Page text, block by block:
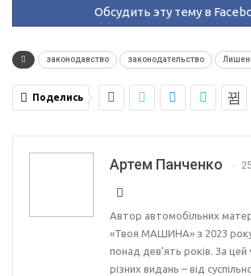
Обсудить эту тему в
законодавство законодательство
Поделись
Артем Панченко
Автор автомобільних
«Твоя МАШИНА» з 2023
понад дев’ять років. За цей
різних видань – від